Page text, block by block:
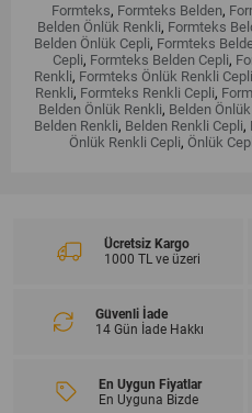
Formteks, Formteks Belden,
Belden Önlük Renkli, Formteks
Belden Önlük Cepli, Formteks
Cepli, Formteks Belden Cepli,
Renkli, Formteks Önlük Renkli Cepli
Renkli, Formteks Renkli Cepli,
Belden Önlük Renkli, Belden
Belden Renkli, Belden Renkli Cepli,
Önlük Renkli Cepli, Önlük
Ücretsiz Kargo
1000 TL ve üzeri
Güvenli İade
14 Gün İade Hakkı
En Uygun Fiyatlar
En Uyguna Bizde